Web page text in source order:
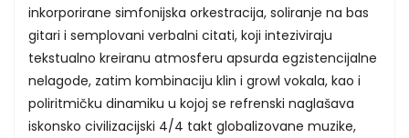
inkorporirane simfonijska orkestracija, soliranje na bas
gitari i semplovani verbalni citati, koji inteziviraju
tekstualno kreiranu atmosferu apsurda egzistencijalne
nelagode, zatim kombinaciju klin i growl vokala, kao i
poliritmičku dinamiku u kojoj se refrenski naglašava
iskonsko civilizacijski 4/4 takt globalizovane muzike,